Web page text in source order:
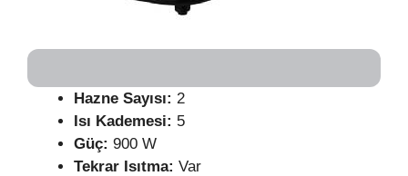
Hazne Sayısı: 2
Isı Kademesi: 5
Güç: 900 W
Tekrar Isıtma: Var